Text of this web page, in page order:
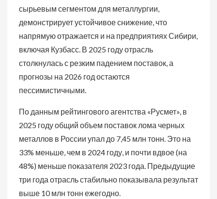
сырьевым сегментом для металлургии,
демонстрирует устойчивое снижение, что
напрямую отражается и на предприятиях Сибири,
включая Кузбасс. В 2025 году отрасль
столкнулась с резким падением поставок, а
прогнозы на 2026 год остаются
пессимистичными.
По данным рейтингового агентства «Русмет», в
2025 году общий объем поставок лома черных
металлов в России упал до 7,45 млн тонн. Это на
33% меньше, чем в 2024 году, и почти вдвое (на
48%) меньше показателя 2023 года. Предыдущие
три года отрасль стабильно показывала результат
выше 10 млн тонн ежегодно.